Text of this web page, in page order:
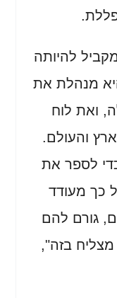
להיותה
מנהלת את
ואת לוח
והעולם.
לספר את
כך מעודד
גורם להם
בזה",